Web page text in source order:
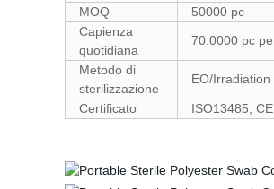
MOQ
50000 pc
Capienza
quotidiana
70.0000 pc
Metodo di
sterilizzazione
EO/Irradiation
Certificato ISO13485,